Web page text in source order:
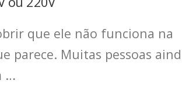
que ele não funciona na
parece. Muitas pessoas
…